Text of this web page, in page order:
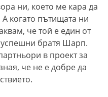
ни, което ме кара да
когато пътищата ни
че той е един от
успешни братя Шарп.
в проект за
че не е добре да